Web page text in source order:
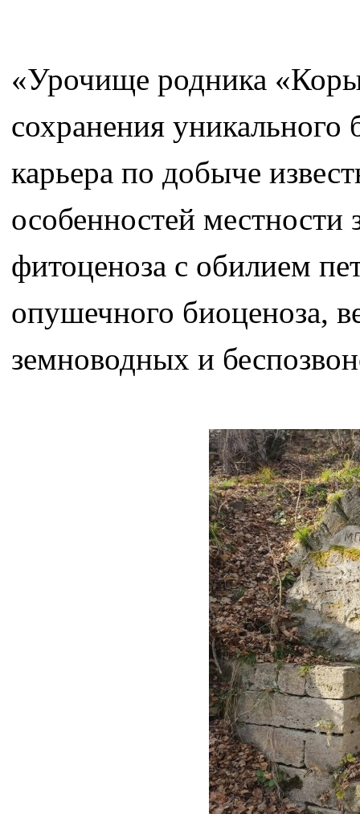
«Урочище родника
сохранения
карьера по добыче
особенностей местности
фитоценоза с обилием
опушечного биоценоза,
земноводных и